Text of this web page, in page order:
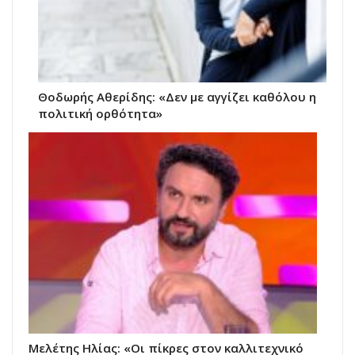
Θοδωρής Αθερίδης: «Δεν με αγγίζει καθόλου η
πολιτική ορθότητα»
Μελέτης Ηλίας: «Οι πίκρες στον καλλιτεχνικό